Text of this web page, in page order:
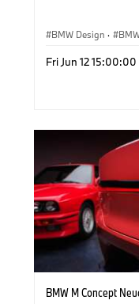
BMW Design ·
Fri Jun 12
BMW M Concept